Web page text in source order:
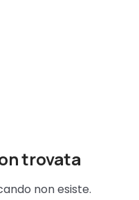
trovata
non esiste.